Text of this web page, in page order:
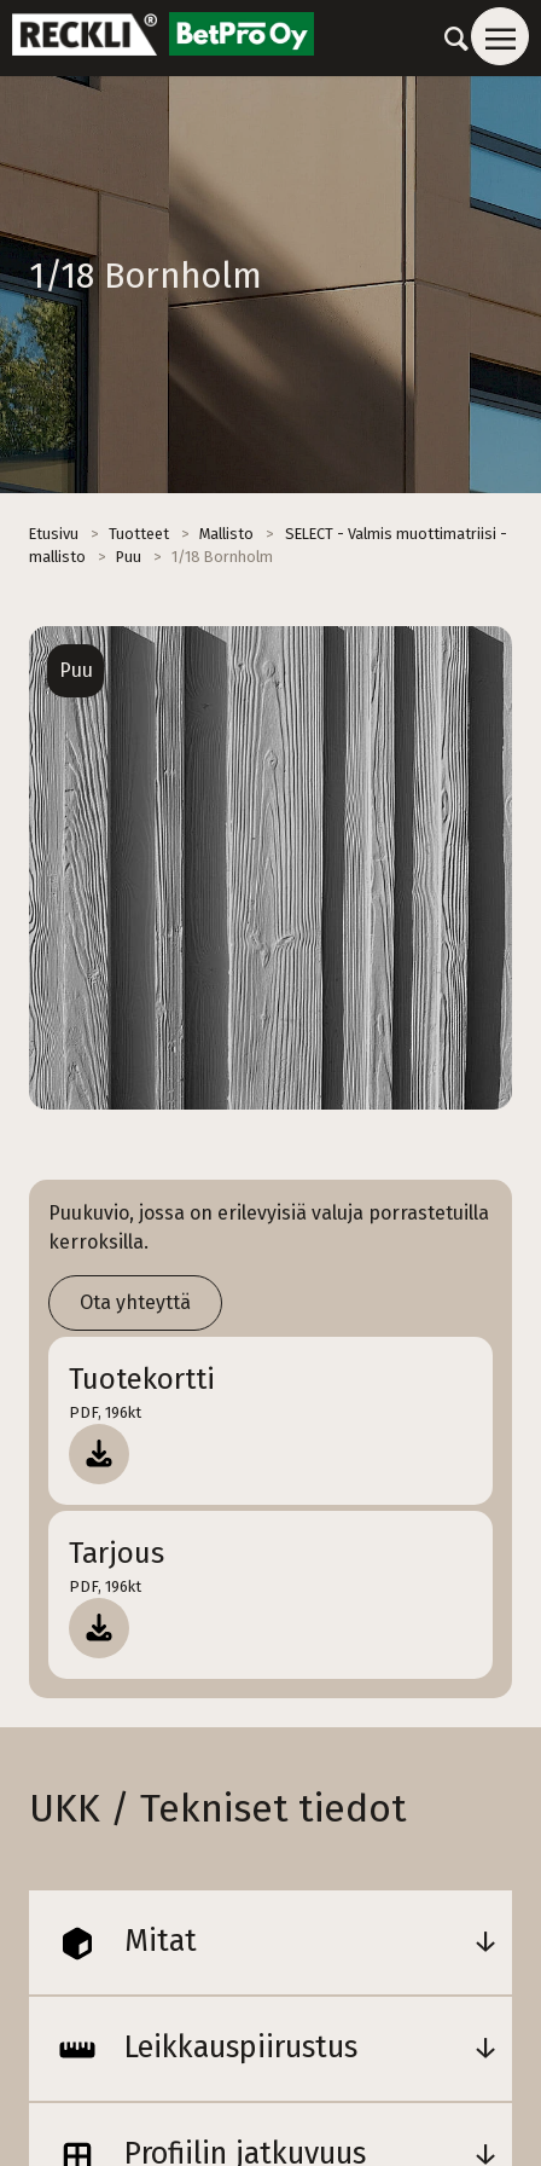
1/18 Bornholm
Etusivu > Tuotteet > Mallisto >
SELECT - Valmis muottimatriisi -
mallisto
> Puu > 1/18 Bornholm
Puu
Puukuvio, jossa on erilevyisiä valuja porrastetuilla
kerroksilla.
Ota yhteyttä
Tuotekortti
PDF, 196kt
Tarjous
PDF, 196kt
UKK / Tekniset tiedot
Mitat
Leikkauspiirustus
Profiilin jatkuvuus